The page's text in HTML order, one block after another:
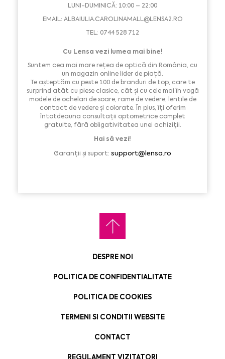
LUNI-DUMINICĂ: 10:00 – 22:00
EMAIL: ALBAIULIA.CAROLINAMALL@LENSA2.RO
TEL: 0744 528 712
Cu Lensa vezi lumea mai bine!
Suntem cea mai mare rețea de optică din România, cu
un magazin online lider de piață.
Te așteptăm cu peste 100 de branduri de top, care te
surprind atât cu piese clasice, cât și cu cele mai în vogă
modele de ochelari de soare, rame de vedere, lentile de
contact de vedere și colorate. În plus, îți oferim
întotdeauna consultații optometrice complet
gratuite, fără obligativitatea unei achiziții.
Hai să vezi!
Garanții și suport: support@lensa.ro
DESPRE NOI
POLITICA DE CONFIDENTIALITATE
POLITICA DE COOKIES
TERMENI SI CONDITII WEBSITE
CONTACT